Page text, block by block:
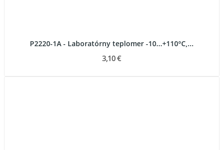
P2220-1A - Laboratórny teplomer -10...+110°C,...
3,10 €